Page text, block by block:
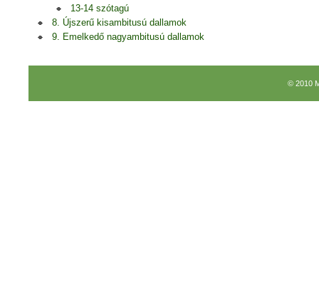
13-14 szótagú
8. Újszerű kisambitusú dallamok
9. Emelkedő nagyambitusú dallamok
© 2010